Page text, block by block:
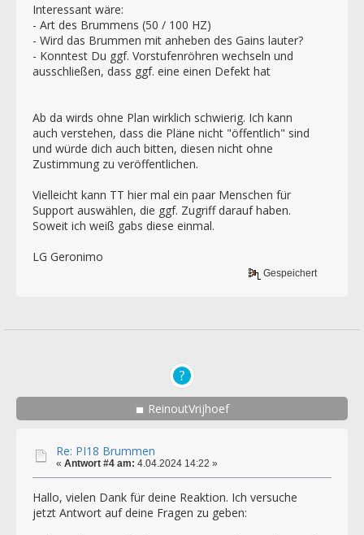
Interessant wäre:
- Art des Brummens (50 / 100 HZ)
- Wird das Brummen mit anheben des Gains lauter?
- Konntest Du ggf. Vorstufenröhren wechseln und
ausschließen, dass ggf. eine einen Defekt hat
Ab da wirds ohne Plan wirklich schwierig. Ich kann
auch verstehen, dass die Pläne nicht "öffentlich" sind
und würde dich auch bitten, diesen nicht ohne
Zustimmung zu veröffentlichen.
Vielleicht kann TT hier mal ein paar Menschen für
Support auswählen, die ggf. Zugriff darauf haben.
Soweit ich weiß gabs diese einmal.
LG Geronimo
Gespeichert
ReinoutVrijhoef
Re: PI18 Brummen
« Antwort #4 am: 4.04.2024 14:22 »
Hallo, vielen Dank für deine Reaktion. Ich versuche
jetzt Antwort auf deine Fragen zu geben: